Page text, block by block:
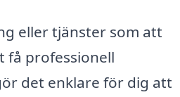
eller tjänster som att
få professionell
det enklare för dig att